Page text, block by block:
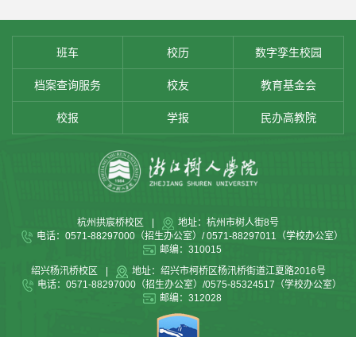
班车 校历 数字孪生校园
档案查询服务 校友 教育基金会
校报 学报 民办高教院
杭州拱宸桥校区 |
地址：杭州市树人街8号
电话：0571-88297000（招生办公室）/ 0571-88297011（学校办公室）
邮编：310015
绍兴杨汛桥校区
|
地址：绍兴市柯桥区杨汛桥街道江夏路2016号
电话：0571-88297000（招生办公室）/0575-85324517（学校办公室）
邮编：312028